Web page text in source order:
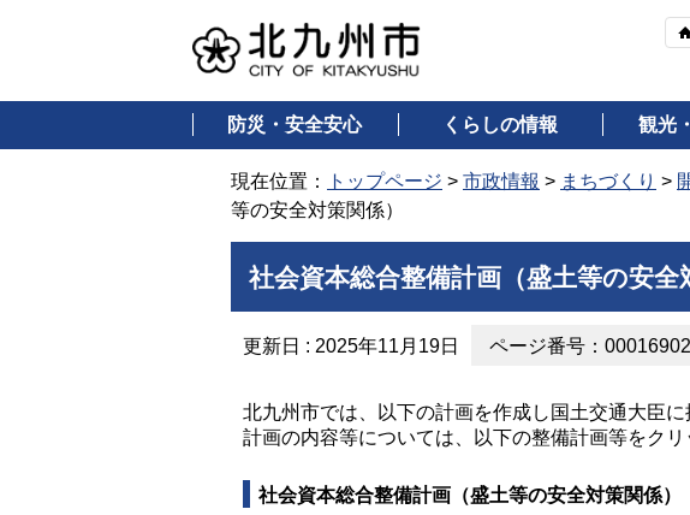
防災・安全安心 くらしの情報 観光
現在位置： トップページ > 市政情報 > まちづくり >
等の安全対策関係）
社会資本総合整備計画（盛土等の安全
更新日 : 2025年11月19日 ページ番号：
北九州市では、以下の計画を作成し国土交通大臣に
計画の内容等については、以下の整備計画等をクリ
社会資本総合整備計画（盛土等の安全対策関係）